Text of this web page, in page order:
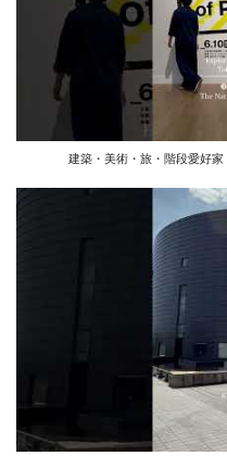
建築・美術・旅・階段愛好